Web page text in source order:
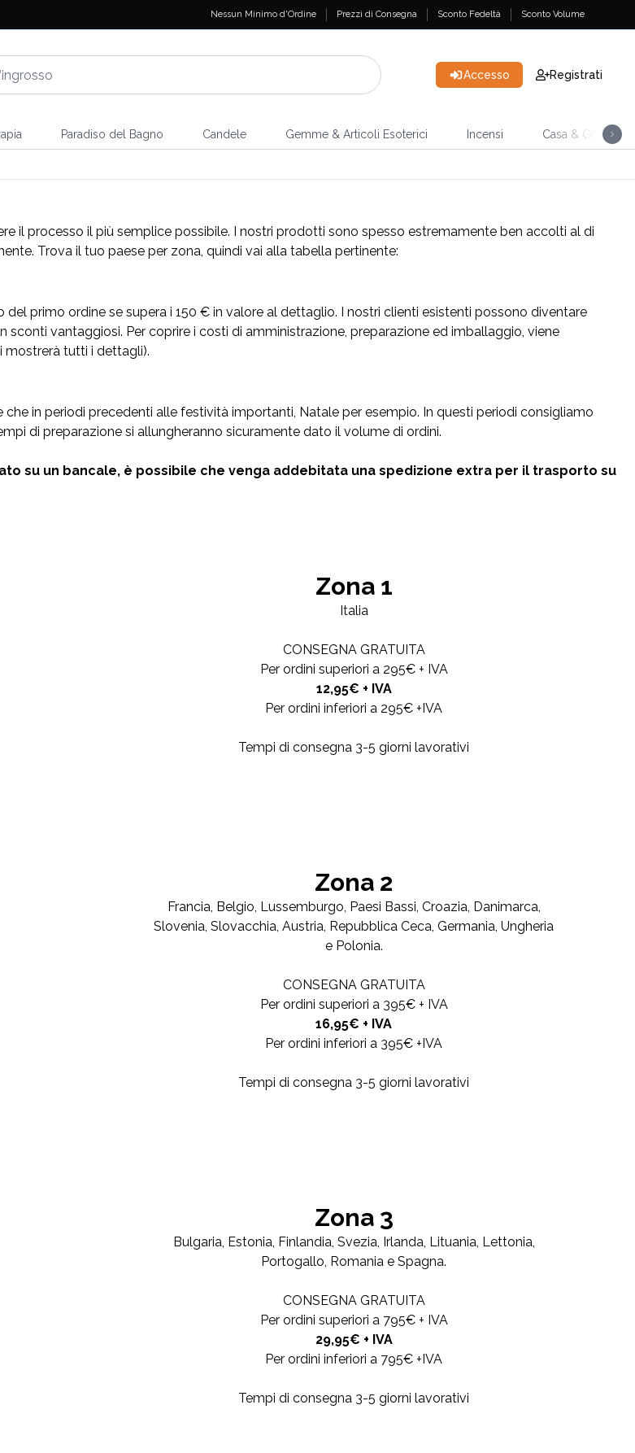
Nessun Minimo d'Ordine Prezzi di Consegna Sconto Fedeltà Sconto Volume
Accesso Registrati
Paradiso del Bagno Candele Gemme & Articoli Esoterici Incensi Casa & Giardino
il processo il più semplice possibile. I nostri prodotti sono spesso estremamente ben accolti al di
Trova il tuo paese per zona, quindi vai alla tabella pertinente:
primo ordine se supera i 150 € in valore al dettaglio. I nostri clienti esistenti possono diventare
sconti vantaggiosi. Per coprire i costi di amministrazione, preparazione ed imballaggio, viene
mostrerà tutti i dettagli).
in periodi precedenti alle festività importanti, Natale per esempio. In questi periodi consigliamo
di preparazione si allungheranno sicuramente dato il volume di ordini.
su un bancale, è possibile che venga addebitata una spedizione extra per il trasporto su
Zona 1
Italia
CONSEGNA GRATUITA
Per ordini superiori a 295€ + IVA
12,95€ + IVA
Per ordini inferiori a 295€ +IVA
Tempi di consegna 3-5 giorni lavorativi
Zona 2
Francia, Belgio, Lussemburgo, Paesi Bassi, Croazia, Danimarca,
Slovenia, Slovacchia, Austria, Repubblica Ceca, Germania, Ungheria
e Polonia.
CONSEGNA GRATUITA
Per ordini superiori a 395€ + IVA
16,95€ + IVA
Per ordini inferiori a 395€ +IVA
Tempi di consegna 3-5 giorni lavorativi
Zona 3
Bulgaria, Estonia, Finlandia, Svezia, Irlanda, Lituania, Lettonia,
Portogallo, Romania e Spagna.
CONSEGNA GRATUITA
Per ordini superiori a 795€ + IVA
29,95€ + IVA
Per ordini inferiori a 795€ +IVA
Tempi di consegna 3-5 giorni lavorativi